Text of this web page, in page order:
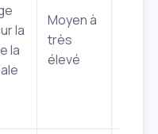
la
la
Moyen à
très
élevé